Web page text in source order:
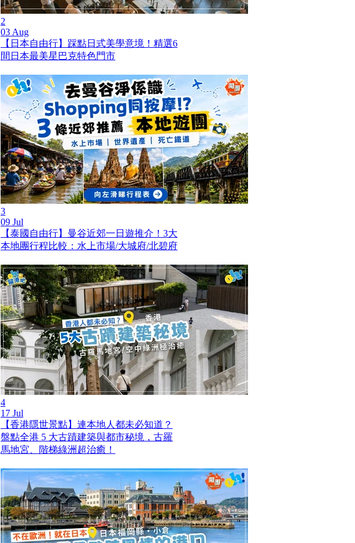
2
03 Aug
【日本自由行】踩點日式美學意境！精選6
間日本最美星巴克特色門市
3
09 Jul
【泰國自由行】曼谷近郊一日遊推介！3大
本地團行程比較：水上市場/大城府/北碧府
4
17 Jul
【香港隱世景點】連本地人都未必知道？
盤點全港 5 大古蹟建築與都市秘境，古羅
馬地宮、階梯綠洲超治癒！